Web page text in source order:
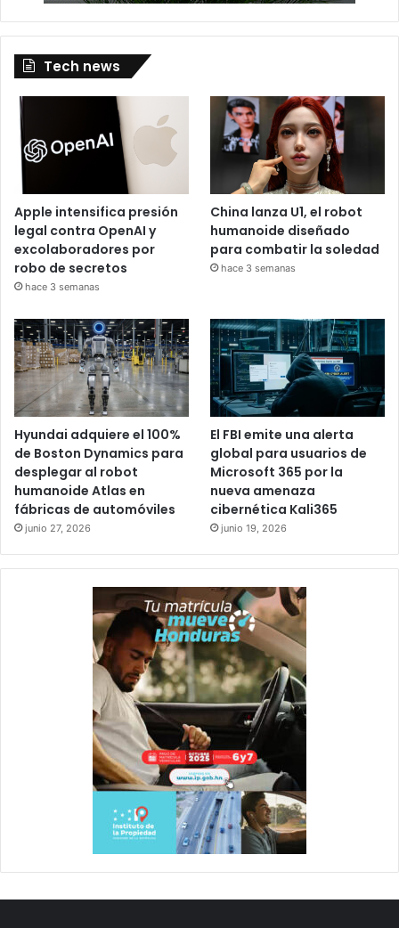
Tech news
Apple intensifica presión
legal contra OpenAI y
excolaboradores por
robo de secretos
hace 3 semanas
China lanza U1, el robot
humanoide diseñado
para combatir la soledad
hace 3 semanas
Hyundai adquiere el 100%
de Boston Dynamics para
desplegar al robot
humanoide Atlas en
fábricas de automóviles
junio 27, 2026
El FBI emite una alerta
global para usuarios de
Microsoft 365 por la
nueva amenaza
cibernética Kali365
junio 19, 2026